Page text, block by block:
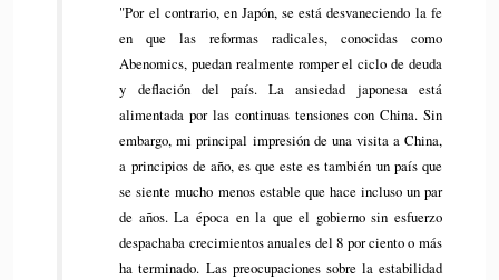
"Por el contrario, en Japón, se está desvaneciendo la fe
en que las reformas radicales, conocidas como
Abenomics, puedan realmente romper el ciclo de deuda
y deflación del país. La ansiedad japonesa está
alimentada por las continuas tensiones con China. Sin
embargo, mi principal impresión de una visita a China,
a principios de año, es que este es también un país que
se siente mucho menos estable que hace incluso un par
de años. La época en la que el gobierno sin esfuerzo
despachaba crecimientos anuales del 8 por ciento o más
ha terminado. Las preocupaciones sobre la estabilidad